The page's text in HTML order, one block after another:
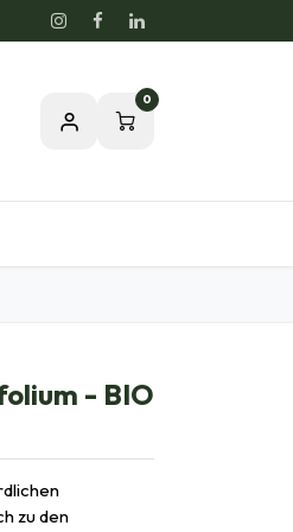
0
- BIO
zu den